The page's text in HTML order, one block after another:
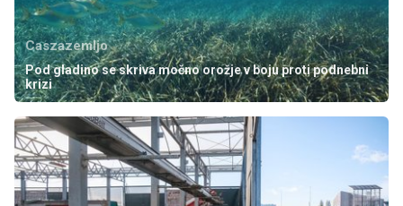
Caszazemljo
Pod gladino se skriva močno orožje v boju proti podnebni
krizi